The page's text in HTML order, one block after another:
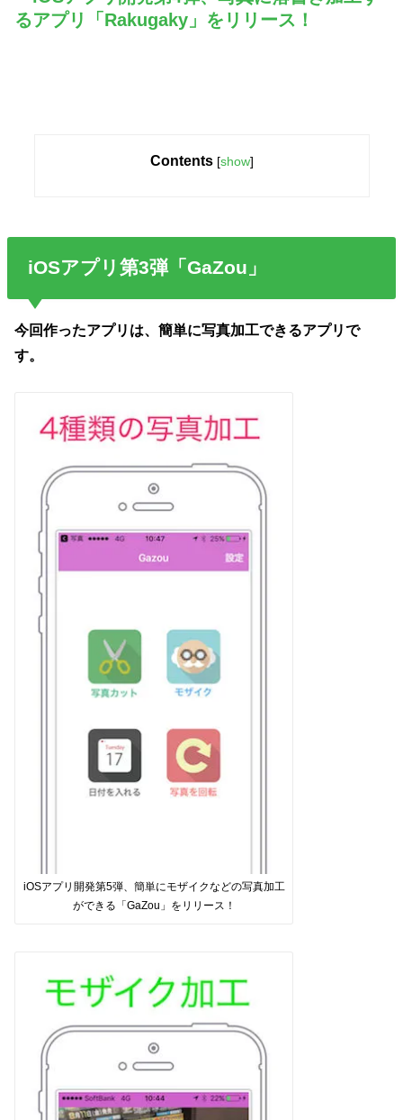
るアプリ「Rakugaky」をリリース！
Contents [show]
iOSアプリ第3弾「GaZou」
今回作ったアプリは、簡単に写真加工できるアプリで
す。
iOSアプリ開発第5弾、簡単にモザイクなどの写真加工
ができる「GaZou」をリリース！